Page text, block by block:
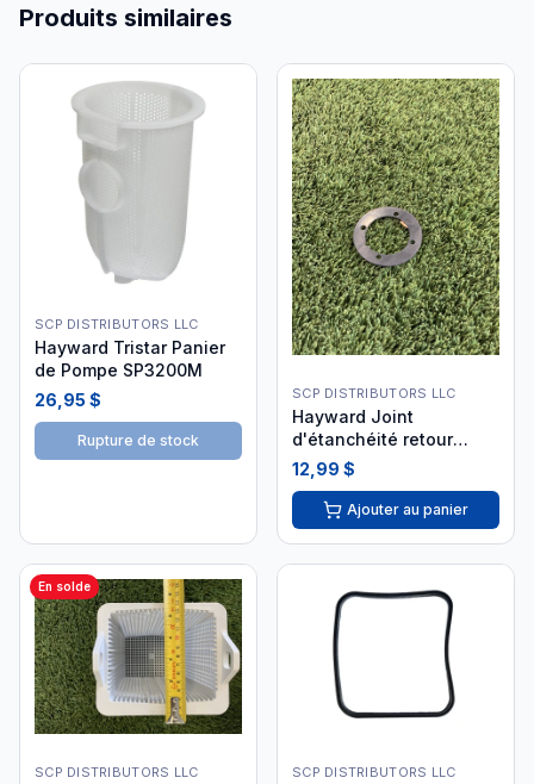
Produits similaires
SCP DISTRIBUTORS LLC
Hayward Tristar Panier
de Pompe SP3200M
26,95 $
Rupture de stock
SCP DISTRIBUTORS LLC
Hayward Joint
d'étanchéité retour
d'eau SPX1408C i26
12,99 $
Ajouter au panier
En solde
SCP DISTRIBUTORS LLC SCP DISTRIBUTORS LLC